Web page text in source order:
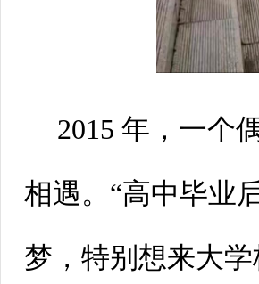
2015年，一个
相遇。“高中毕业
梦，特别想来大